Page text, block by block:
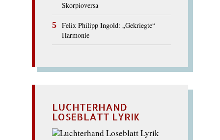
Skorpioversa
Felix Philipp Ingold: „Gekriegte“
Harmonie
LUCHTERHAND
LOSEBLATT LYRIK